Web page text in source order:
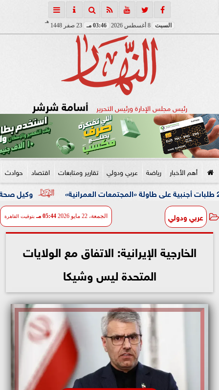
السبت 8 أغسطس 2026 03:46 مـ 23 صفر 1448
هـ
رئيس مجلس الإدارة ورئيس التحرير أسامة شرشر
أهم الأخبار رياضة عربي ودولي تقارير ومتابعات اقتصاد حوادث
وكيل صحة الفيوم
عربي ودولي الجمعة، 22 مايو 2026 05:44 مـ بتوقيت القاهرة
الخارجية الإيرانية: الاتفاق مع الولايات
المتحدة ليس وشيكا